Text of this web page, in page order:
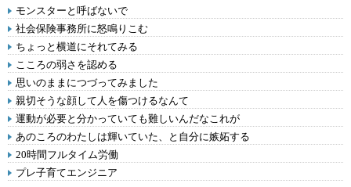
モンスターと呼ばないで
社会保険事務所に怒鳴りこむ
ちょっと横道にそれてみる
こころの弱さを認める
思いのままにつづってみました
親切そうな顔して人を傷つけるなんて
運動が必要と分かっていても難しいんだなこれが
あのころのわたしは輝いていた、と自分に嫉妬する
20時間フルタイム労働
プレ子育てエンジニア